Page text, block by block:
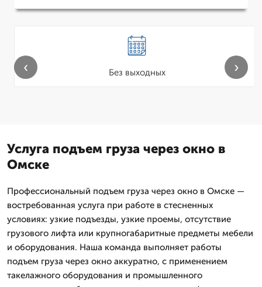
Без выходных
‹ ›
Услуга подъем груза через окно в
Омске
Профессиональный подъем груза через окно в Омске —
востребованная услуга при работе в стесненных
условиях: узкие подъезды, узкие проемы, отсутствие
грузового лифта или крупногабаритные предметы мебели
и оборудования. Наша команда выполняет работы
подъем груза через окно аккуратно, с применением
такелажного оборудования и промышленного